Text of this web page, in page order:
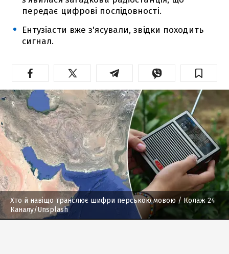
передає цифрові послідовності.
Ентузіасти вже з'ясували, звідки походить
сигнал.
Хто й навіщо транслює шифри перською мовою/ Колаж 24
Каналу/Unsplash